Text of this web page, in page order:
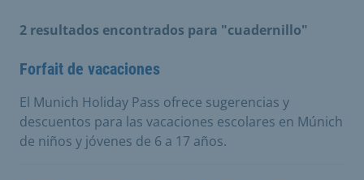
2 resultados encontrados para "cuadernillo"
Forfait de vacaciones
El Munich Holiday Pass ofrece sugerencias y
descuentos para las vacaciones escolares en Múnich
de niños y jóvenes de 6 a 17 años.